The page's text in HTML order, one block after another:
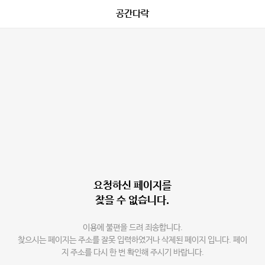
공간다락
요청하신 페이지를
찾을 수 없습니다.
이용에 불편을 드려 죄송합니다.
찾으시는 페이지는 주소를 잘못 입력하였거나 삭제된 페이지 입니다. 페이
지 주소를 다시 한 번 확인해 주시기 바랍니다.